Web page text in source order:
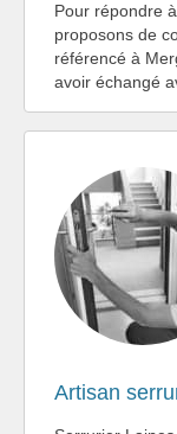
Pour répondre
proposons de
référencé à
avoir échangé
Artisan